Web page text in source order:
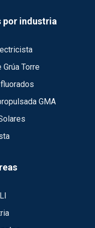
por industria
Torre
GMA